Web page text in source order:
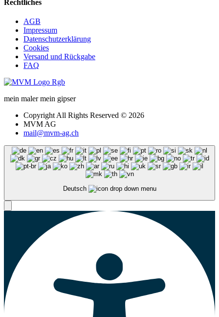
Rechtliches
AGB
Impressum
Datenschutzerklärung
Cookies
Versand und Rückgabe
FAQ
mein maler mein gipser
Copyright All Rights Reserved © 2026
MVM AG
mail@mvm-ag.ch
Deutsch